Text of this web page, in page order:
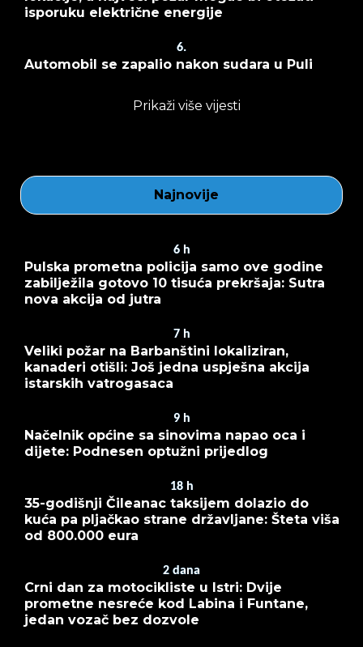
isporuku električne energije
6.
Automobil se zapalio nakon sudara u Puli
Prikaži više vijesti
Najnovije
6 h
Pulska prometna policija samo ove godine
zabilježila gotovo 10 tisuća prekršaja: Sutra
nova akcija od jutra
7 h
Veliki požar na Barbanštini lokaliziran,
kanaderi otišli: Još jedna uspješna akcija
istarskih vatrogasaca
9 h
Načelnik općine sa sinovima napao oca i
dijete: Podnesen optužni prijedlog
18 h
35-godišnji Čileanac taksijem dolazio do
kuća pa pljačkao strane državljane: Šteta viša
od 800.000 eura
2 dana
Crni dan za motocikliste u Istri: Dvije
prometne nesreće kod Labina i Funtane,
jedan vozač bez dozvole